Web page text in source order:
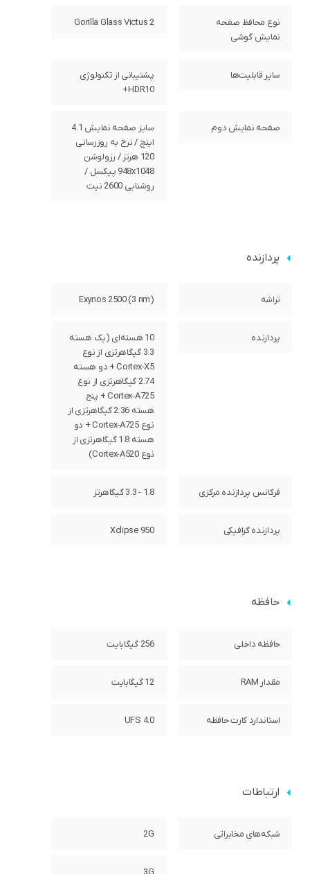
نوع محافظ صفحه
نمایش گوشی
Gorilla Glass Victus 2
سایر قابلیت‌ها
پشتیبانی از تکنولوژی
HDR10+
صفحه‌ نمایش دوم
سایز صفحه نمایش 4.1
اینچ / نرخ به روزرسانی
120 هرتز / رزولوشن
948x1048 پیکسل /
روشنایی 2600 نیت
پردازنده
تراشه Exynos 2500 (3 nm)
پردازنده‌
10 هسته‌ای (یک هسته
3.3 گیگاهرتزی از نوع
Cortex-X5 + دو هسته
2.74 گیگاهرتزی از نوع
Cortex-A725 + پنج
هسته 2.36 گیگاهرتزی از
نوع Cortex-A725 + دو
هسته 1.8 گیگاهرتزی از
نوع Cortex-A520)
فرکانس پردازنده‌ مرکزی 1.8 - 3.3 گیگاهرتز
پردازنده‌ گرافیکی Xclipse 950
حافظه
حافظه داخلی 256 گیگابایت
مقدار RAM 12 گیگابایت
استاندارد کارت حافظه UFS 4.0
ارتباطات
شبکه‌های مخابراتی 2G